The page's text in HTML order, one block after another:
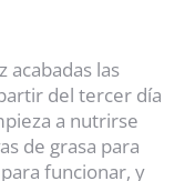
acabadas las
del tercer día
a nutrirse
de grasa para
funcionar, y